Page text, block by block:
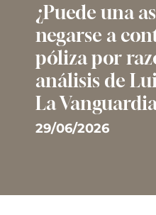
¿Puede una
negarse a
póliza por
análisis de
La
29/06/2026